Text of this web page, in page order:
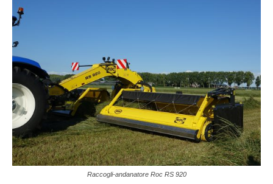
Raccogli-andanatore Roc RS 920